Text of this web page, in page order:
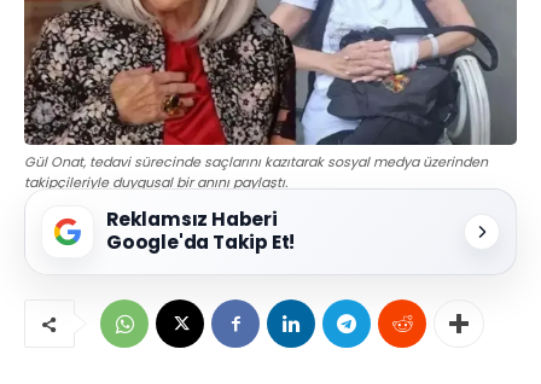
Gül Onat, tedavi sürecinde saçlarını kazıtarak sosyal medya üzerinden
takipçileriyle duygusal bir anını paylaştı.
Reklamsız Haberi
Google'da Takip Et!